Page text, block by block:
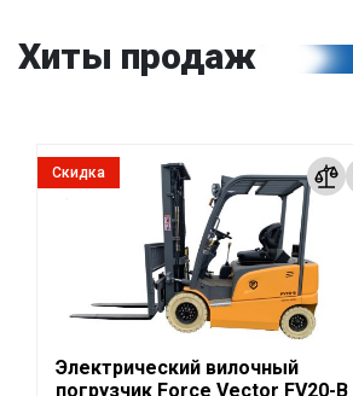
Хиты продаж
Скидка
Электрический вилочный
погрузчик Force Vector FV20-B